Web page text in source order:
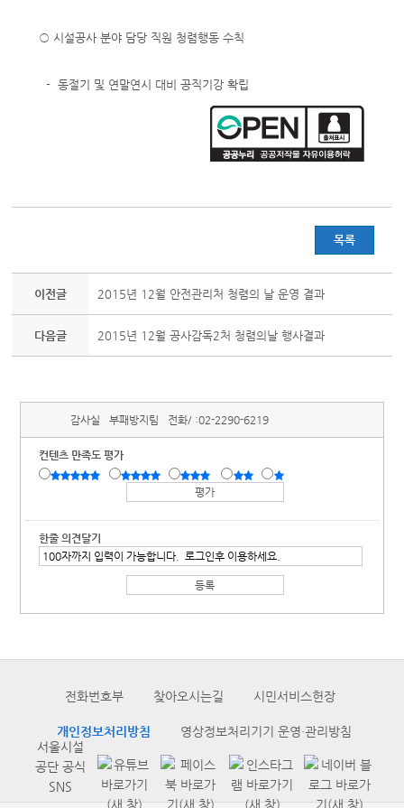
○ 시설공사 분야 담당 직원 청렴행동 수칙
- 동절기 및 연말연시 대비 공직기강 확립
목록
이전글 2015년 12월 안전관리처 청렴의 날 운영 결과
다음글 2015년 12월 공사감독2처 청렴의날 행사결과
감사실 부패방지팀 전화/ :02-2290-6219
컨텐츠 만족도 평가
한줄 의견달기
전화번호부 찾아오시는길 시민서비스헌장
개인정보처리방침
영상정보처리기기 운영·관리방침
서울시설
공단 공식
SNS